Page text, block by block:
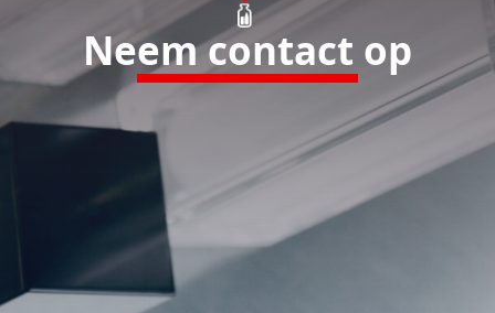
Neem contact op